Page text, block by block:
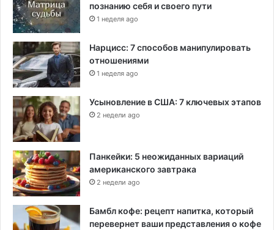
познанию себя и своего пути
1 неделя ago
Нарцисс: 7 способов манипулировать
отношениями
1 неделя ago
Усыновление в США: 7 ключевых этапов
2 недели ago
Панкейки: 5 неожиданных вариаций
американского завтрака
2 недели ago
Бамбл кофе: рецепт напитка, который
перевернет ваши представления о кофе